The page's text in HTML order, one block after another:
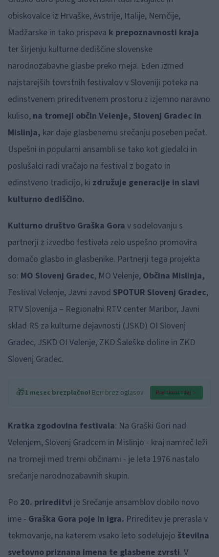
obiskovalce iz Hrvaške, Avstrije, Italije, Nemčije,
Madžarske in tako prispeva k prepoznavnosti kraja
ter širjenju kulturne dediščine slovenske
narodnozabavne glasbe preko meja. Eden izmed
najstarejših tovrstnih festivalov v Sloveniji poteka na
edinstvenem prireditvenem prostoru z izjemno naravno
kuliso, na tromeji občin Velenje, Slovenj Gradec in
Mislinja, kar daje glasbenemu srečanju poseben pečat.
Uspešni in popularni ansambli se tako kot gledalci in
poslušalci radi vračajo na festival z bogato in
edinstveno tradicijo, ki združuje generacije in slavi
kulturno dediščino.
Kulturno društvo Graška Gora v sodelovanju s
partnerji z izvedbo festivala zelo uspešno promovira
domačo glasbo in glasbenike. Partnerji tega projekta
so: MO Slovenj Gradec, MO Velenje, Občina Mislinja,
Festival Velenje, Javni zavod SPOTUR Slovenj Gradec,
RTV Slovenija – Regionalni RTV center Maribor, Javni
sklad RS za kulturne dejavnosti (JSKD) OI Slovenj
Gradec, JSKD OI Velenje, ZKD Šaleške doline in ZKD
Slovenj Gradec.
🎁1 mesec brezplačno! Beri brez oglasov Preizkusi zdaj
Kratka zgodovina festivala: Na Graški Gori nad
Velenjem, Slovenj Gradcem in Mislinjo - kraj namreč leži
na tromeji med tremi občinami - je leta 1976 nastalo
srečanje narodnozabavnih skupin.
Po 20. prireditvi je Srečanje ansamblov dobilo novo
ime - Graška Gora poje in igra. Prireditev je prerasla v
tekmovanje, na katerem vsako leto sodelujejo številna
svetovno priznana imena te glasbene zvrsti. V